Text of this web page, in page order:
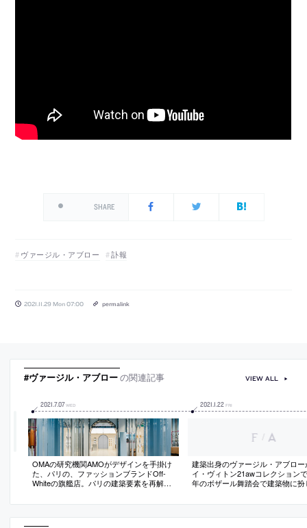
SHARE
ヴァージル・アブロー 訃報
2021.11.29 Mon 07:00 permalink
#ヴァージル・アブローの関連記事
2021 7.07 WED
OMAの研究機関AMOがデザインを手掛け
た、パリの、ファッションブランドOff-
Whiteの旗艦店。パリの建築要素を再解釈
2021 1 22 FRI
建築出身のヴァージル・アブロー
イ・ヴィトン21awコレクション
年のボザール舞踏会で建築物に扮
VIEW ALL